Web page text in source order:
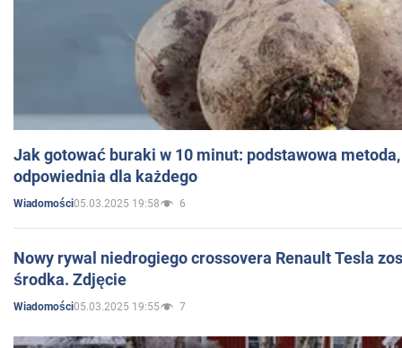
Jak gotować buraki w 10 minut: podstawowa
odpowiednia dla każdego
Wiadomości05.03.2025 19:58 6
Nowy rywal niedrogiego crossovera Renault Tesla
środka. Zdjęcie
Wiadomości05.03.2025 19:55 7